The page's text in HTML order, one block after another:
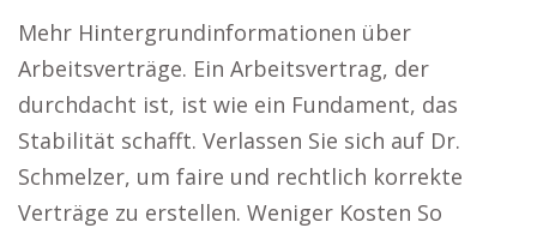
Mehr Hintergrundinformationen über
Arbeitsverträge. Ein Arbeitsvertrag, der
durchdacht ist, ist wie ein Fundament, das
Stabilität schafft. Verlassen Sie sich auf Dr.
Schmelzer, um faire und rechtlich korrekte
Verträge zu erstellen. Weniger Kosten So